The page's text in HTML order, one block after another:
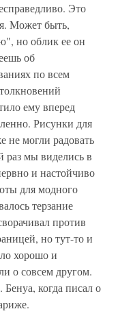
Это
Может быть,
но облик ее он
об
по всем
ему вперед
Рисунки для
не могли радовать
раз мы виделись в
и настойчиво
для модного
терзание
против
но тут-то и
хорошо и
о совсем другом.
когда писал о